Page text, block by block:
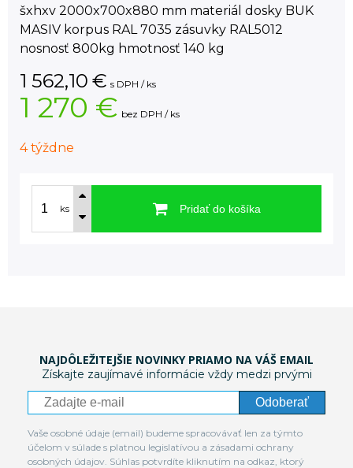
šxhxv 2000x700x880 mm materiál dosky BUK
MASIV korpus RAL 7035 zásuvky RAL5012
nosnosť 800kg hmotnosť 140 kg
1 562,10 € s DPH / ks
1 270 € bez DPH / ks
4 týždne
ks Pridať do košíka
NAJDÔLEŽITEJŠIE NOVINKY PRIAMO NA VÁŠ EMAIL
Získajte zaujímavé informácie vždy medzi prvými
Odoberať
Vaše osobné údaje (email) budeme spracovávať len za týmto
účelom v súlade s platnou legislatívou a zásadami ochrany
osobných údajov. Súhlas potvrdíte kliknutím na odkaz, ktorý